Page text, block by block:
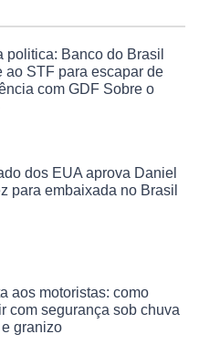
politica: Banco do Brasil
ao STF para escapar de
com GDF Sobre o
dos EUA aprova Daniel
para embaixada no Brasil
aos motoristas: como
com segurança sob chuva
granizo